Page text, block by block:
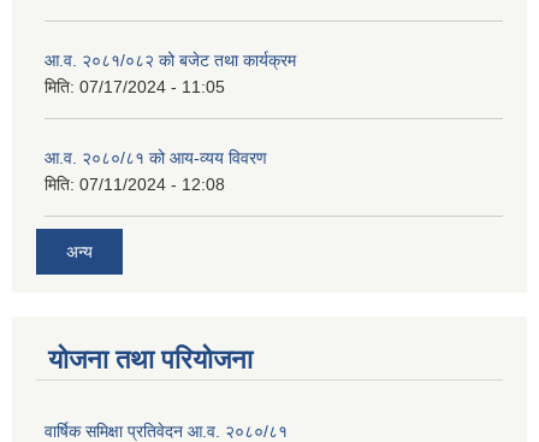
आ.व. २०८१/०८२ को बजेट तथा कार्यक्रम
मिति: 07/17/2024 - 11:05
आ.व. २०८०/८१ को आय-व्यय विवरण
मिति: 07/11/2024 - 12:08
अन्य
योजना तथा परियोजना
वार्षिक समिक्षा प्रतिवेदन आ.व. २०८०/८१